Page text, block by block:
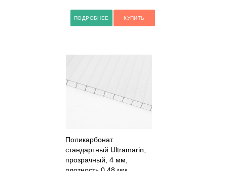
ПОДРОБНЕЕ КУПИТЬ
Поликарбонат
стандартный Ultramarin,
прозрачный, 4 мм,